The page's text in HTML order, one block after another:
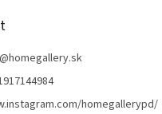
@homegallery.sk
homegallerypd/